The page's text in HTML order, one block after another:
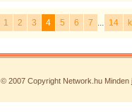
1 2 3 4 5 6 7 ... 14
© 2007 Copyright Network.hu Minden